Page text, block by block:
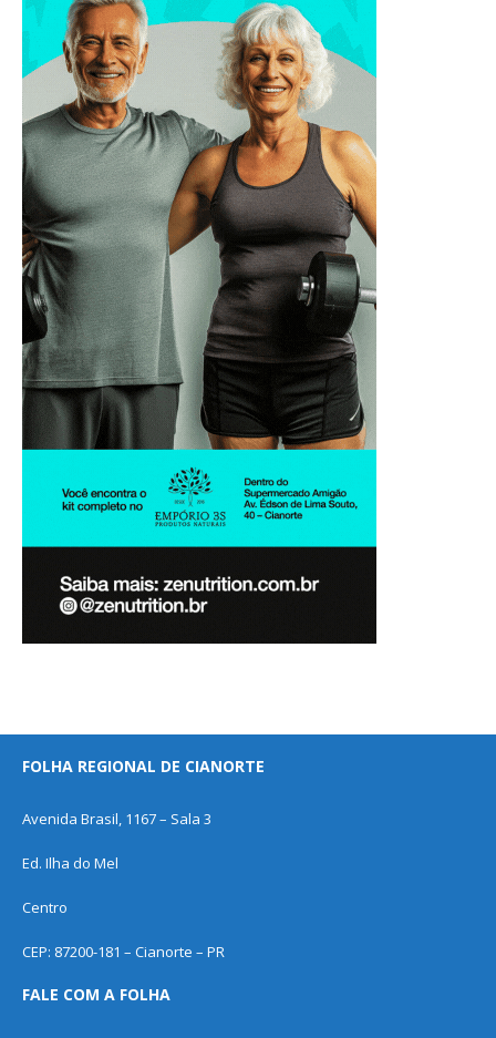
FOLHA REGIONAL DE CIANORTE
Avenida Brasil, 1167 – Sala 3
Ed. Ilha do Mel
Centro
CEP: 87200-181 – Cianorte – PR
FALE COM A FOLHA